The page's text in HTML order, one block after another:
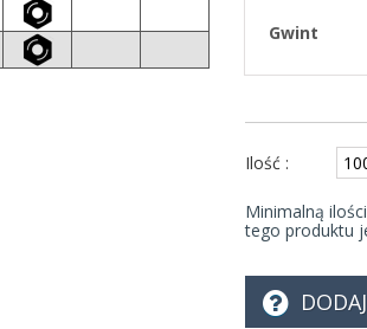
Gwint
Ilość :
Minimalną
tego produktu